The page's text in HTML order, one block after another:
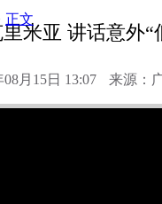
正文
米亚 讲话意外“
月15日 13:07 来源：